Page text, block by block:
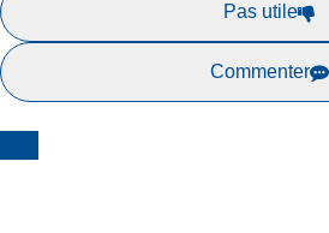
Pas utile
Commenter